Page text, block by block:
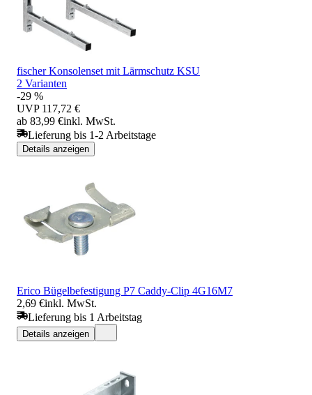
fischer Konsolenset mit Lärmschutz KSU
2 Varianten
-29 %
UVP 117,72 €
ab 83,99 €inkl. MwSt.
Lieferung bis 1-2 Arbeitstage
Details anzeigen
Erico Bügelbefestigung P7 Caddy-Clip 4G16M7
2,69 €inkl. MwSt.
Lieferung bis 1 Arbeitstag
Details anzeigen